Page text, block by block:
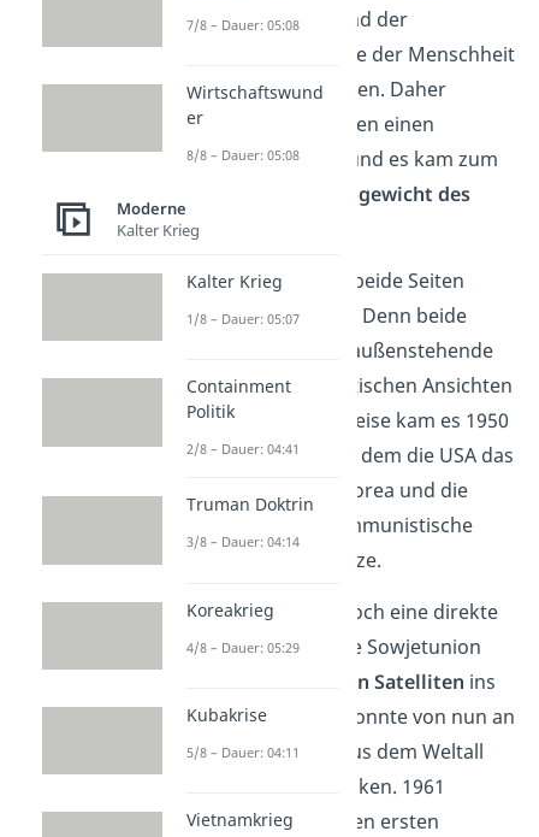
zwischen den USA und der
Sowjetunion das Ende der Menschheit
hätte bedeuten können. Daher
fürchteten beide Seiten einen
direkten Atomkrieg und es kam zum
Gleichgewicht des
Schreckens
Trotzdem kämpften beide Seiten
indirekt miteinander. Denn beide
Seiten unterstützen außenstehende
Staaten, die ihre politischen Ansichten
vertraten. Beispielsweise kam es 1950
zumKorea-Krieg
, bei dem die USA das
demokratische Südkorea und die
Sowjetunion das kommunistische
Nordkorea unterstütze.
1957 bahnte sich jedoch eine direkte
Konfrontation an. Die Sowjetunion
ersten Satelliten ins
All zu schicken und konnte von nun an
auch Atomraketen aus dem Weltall
auf den Westen schicken. 1961
brachten sie sogar den ersten
7/8 – Dauer: 05:08
Wirtschaftswund
er
8/8 – Dauer: 05:08
Moderne
Kalter Krieg
Kalter Krieg
1/8 – Dauer: 05:07
Containment
Politik
2/8 – Dauer: 04:41
Truman Doktrin
3/8 – Dauer: 04:14
Koreakrieg
4/8 – Dauer: 05:29
Kubakrise
5/8 – Dauer: 04:11
Vietnamkrieg